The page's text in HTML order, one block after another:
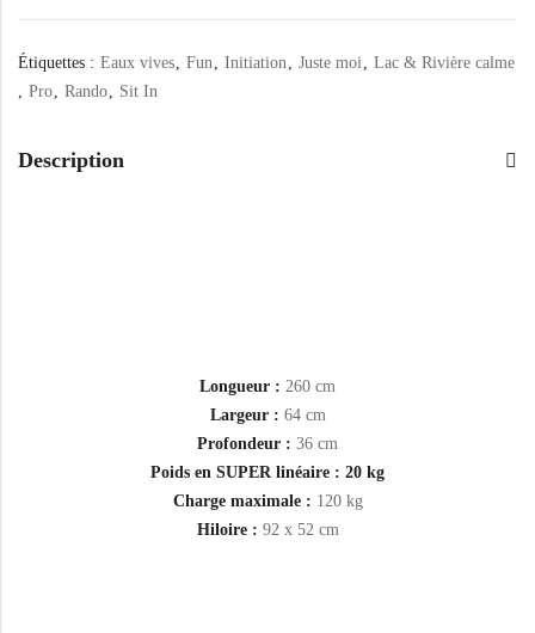
Étiquettes : Eaux vives, Fun, Initiation, Juste moi, Lac & Rivière calme
, Pro, Rando, Sit In
Description
Longueur : 260 cm
Largeur : 64 cm
Profondeur : 36 cm
Poids en SUPER linéaire : 20 kg
Charge maximale : 120 kg
Hiloire : 92 x 52 cm